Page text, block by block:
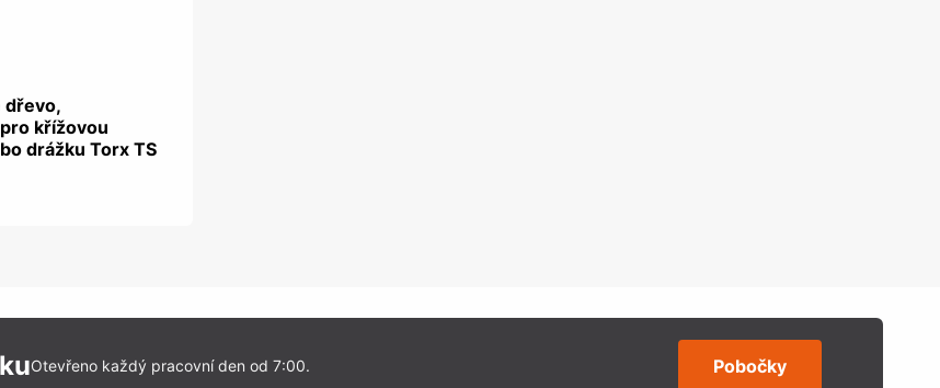
dřevo,
křížovou
drážku Torx TS
Otevřeno každý pracovní den od 7:00. Pobočky